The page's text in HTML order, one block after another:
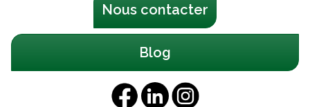
Nous contacter
Blog